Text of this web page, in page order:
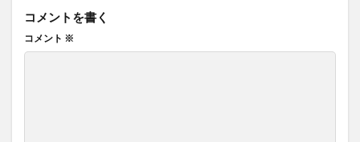
コメントを書く
コメント ※